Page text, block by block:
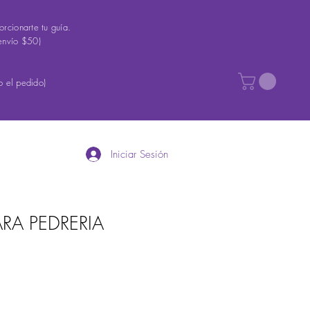
tu guía.
$50)
el pedido)
Iniciar Sesión
PEDRERIA